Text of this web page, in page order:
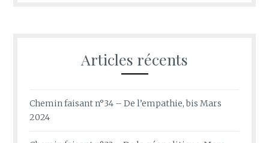
Articles récents
Chemin faisant n°34 – De l’empathie, bis Mars
2024